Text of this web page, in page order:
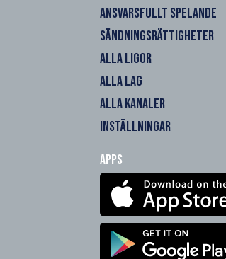
ANSVARSFULLT SPELANDE
SÄNDNINGSRÄTTIGHETER
ALLA LIGOR
ALLA LAG
ALLA KANALER
INSTÄLLNINGAR
Apps